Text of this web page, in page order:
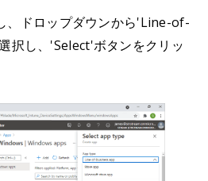
、ドロップダウンから'Line-of-
択し、'Select'ボタンをクリッ